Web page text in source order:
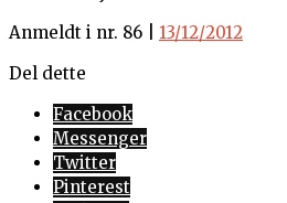
Anmeldt i nr. 86 | 13/12/2012
Del dette
Facebook
Messenger
Twitter
Pinterest